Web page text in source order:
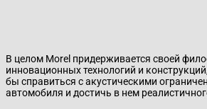
В целом Morel придерживается своей
инновационных технологий и
бы справиться с акустическими
автомобиля и достичь в нем